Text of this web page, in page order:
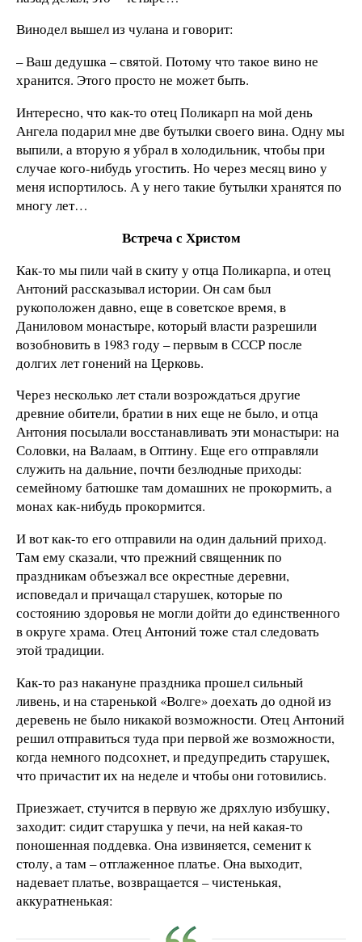
Винодел вышел из чулана и говорит:
– Ваш дедушка – святой. Потому что такое вино не
хранится. Этого просто не может быть.
Интересно, что как-то отец Поликарп на мой день
Ангела подарил мне две бутылки своего вина. Одну мы
выпили, а вторую я убрал в холодильник, чтобы при
случае кого-нибудь угостить. Но через месяц вино у
меня испортилось. А у него такие бутылки хранятся по
многу лет…
Встреча с Христом
Как-то мы пили чай в скиту у отца Поликарпа, и отец
Антоний рассказывал истории. Он сам был
рукоположен давно, еще в советское время, в
Даниловом монастыре, который власти разрешили
возобновить в 1983 году – первым в СССР после
долгих лет гонений на Церковь.
Через несколько лет стали возрождаться другие
древние обители, братии в них еще не было, и отца
Антония посылали восстанавливать эти монастыри: на
Соловки, на Валаам, в Оптину. Еще его отправляли
служить на дальние, почти безлюдные приходы:
семейному батюшке там домашних не прокормить, а
монах как-нибудь прокормится.
И вот как-то его отправили на один дальний приход.
Там ему сказали, что прежний священник по
праздникам объезжал все окрестные деревни,
исповедал и причащал старушек, которые по
состоянию здоровья не могли дойти до единственного
в округе храма. Отец Антоний тоже стал следовать
этой традиции.
Как-то раз накануне праздника прошел сильный
ливень, и на старенькой «Волге» доехать до одной из
деревень не было никакой возможности. Отец Антоний
решил отправиться туда при первой же возможности,
когда немного подсохнет, и предупредить старушек,
что причастит их на неделе и чтобы они готовились.
Приезжает, стучится в первую же дряхлую избушку,
заходит: сидит старушка у печи, на ней какая-то
поношенная поддевка. Она извиняется, семенит к
столу, а там – отглаженное платье. Она выходит,
надевает платье, возвращается – чистенькая,
аккуратненькая: